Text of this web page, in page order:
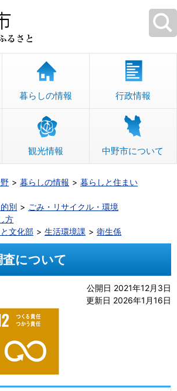
暮らしの情報 行政情報
観光情報 中野市について
暮らしの情報
暮らしと住まい
別
ごみ・リサイクル・環境
方
文化部 生活環境課 衛生係
について
公開日 2021年12月3日
更新日 2026年1月16日